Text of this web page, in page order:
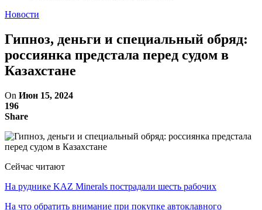
Новости
Гипноз, деньги и специальный обряд:
россиянка предстала перед судом в
Казахстане
On Июн 15, 2024
196
Share
Сейчас читают
На руднике KAZ Minerals пострадали шесть рабочих
На что обратить внимание при покупке автоклавного